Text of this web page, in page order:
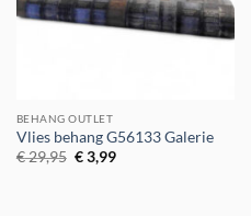
BEHANG OUTLET
Vlies behang G56133 Galerie
€29,95 Oorspronkelijke
prijs
€3,99Huidige